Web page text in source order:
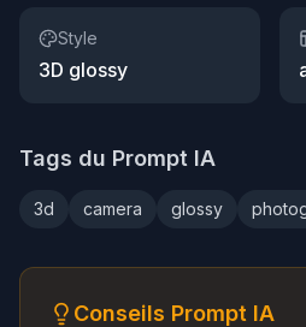
Style
3D glossy
Tags du Prompt IA
3d camera glossy
Conseils Prompt IA